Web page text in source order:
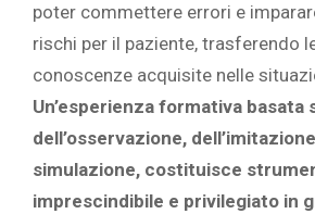
poter commettere errori e
rischi per il paziente, trasferendo
conoscenze acquisite nelle
Un’esperienza formativa basata
dell’osservazione,
simulazione, costituisce
imprescindibile e privilegiato in